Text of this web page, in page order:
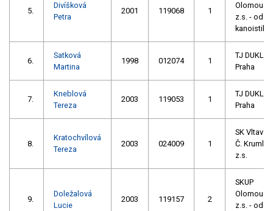
5.
Divíšková
Petra
2001 119068 1
Olomouc,
z.s. - oddíl
kanoistiky
6.
Satková
Martina
1998 012074 1
TJ DUKLA
Praha
7.
Kneblová
Tereza
2003 119053 1
TJ DUKLA
Praha
8.
Kratochvílová
Tereza
2003 024009 1
SK Vltava
Č. Krumlov
z.s.
9.
Doležalová
Lucie
2003 119157 2
SKUP
Olomouc,
z.s. - oddíl